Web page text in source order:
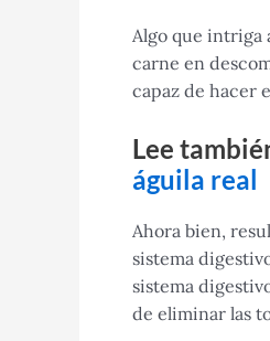
Algo que intriga
carne en
capaz de hacer
Lee
águila real
Ahora bien,
sistema
sistema
de eliminar las